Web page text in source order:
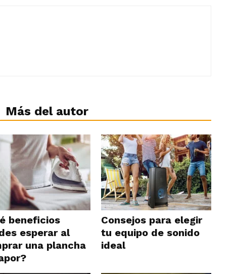
Más del autor
beneficios
esperar al
una plancha
Consejos para elegir
tu equipo de sonido
ideal